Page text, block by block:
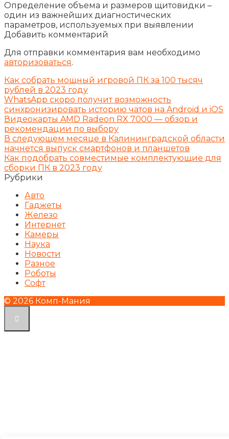
Определение объема и размеров щитовидки –
один из важнейших диагностических
параметров, используемых при выявлении
Добавить комментарий
Для отправки комментария вам необходимо
авторизоваться.
Как собрать мощный игровой ПК за 100 тысяч
рублей в 2023 году
WhatsApp скоро получит возможность
синхронизировать историю чатов на Android и iOS
Видеокарты AMD Radeon RX 7000 — обзор и
рекомендации по выбору
В следующем месяце в Калининградской области
начнется выпуск смартфонов и планшетов
Как подобрать совместимые комплектующие для
сборки ПК в 2023 году
Рубрики
Авто
Гаджеты
Железо
Интернет
Камеры
Наука
Новости
Разное
Роботы
Софт
© 2026 Комп-Мания